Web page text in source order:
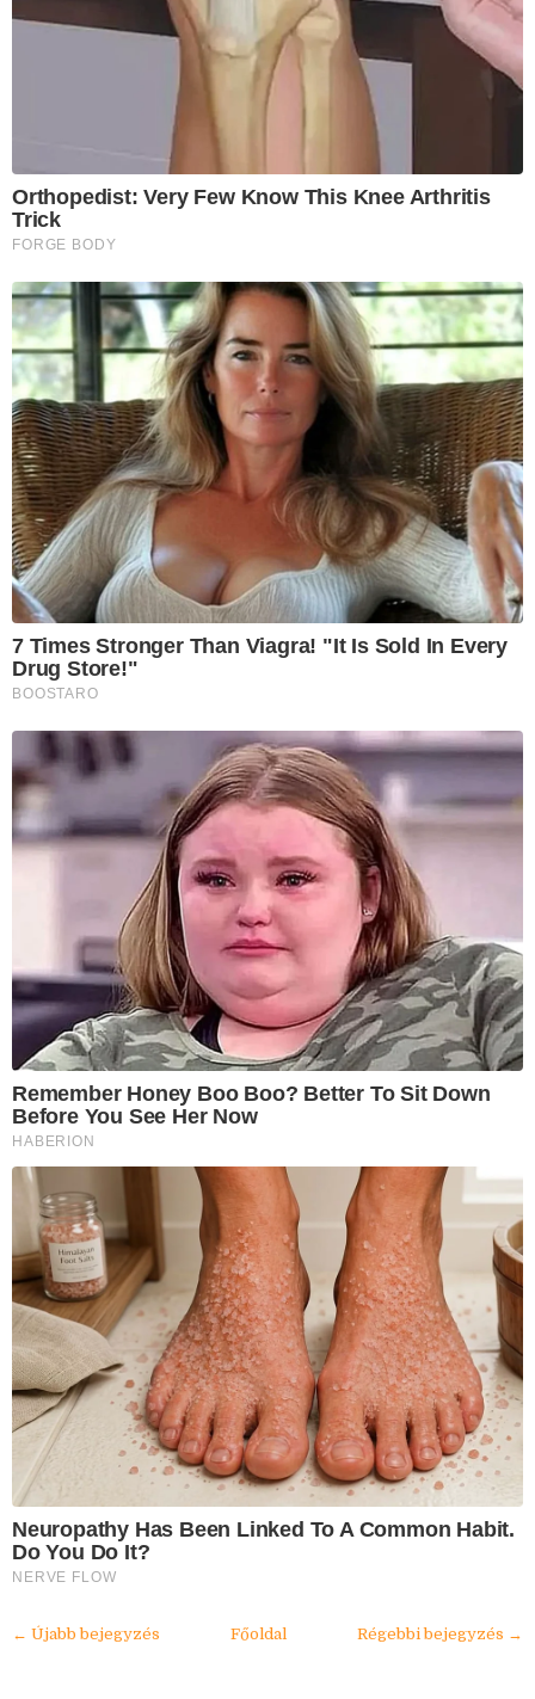
Orthopedist: Very Few Know This Knee Arthritis
Trick
FORGE BODY
7 Times Stronger Than Viagra! "It Is Sold In Every
Drug Store!"
BOOSTARO
Remember Honey Boo Boo? Better To Sit Down
Before You See Her Now
HABERION
Neuropathy Has Been Linked To A Common Habit.
Do You Do It?
NERVE FLOW
← Újabb bejegyzés Régebbi bejegyzés →
Főoldal